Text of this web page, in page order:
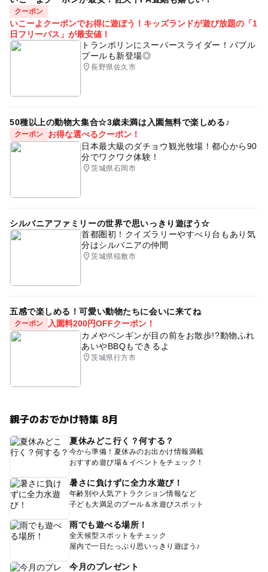
クーポン
いこーよクーポンでお得に遊ぼう！キッズランドが遊び放題の「1
日フリーパス」が最安値！
トランポリンにスーパースライダー！バブル
プールも新登場◎
長野県佐久市
50種以上の動物大集合☆3歳未満は入園無料で楽しめる♪
クーポン
お得な選べるクーポン！
日本最大級のダチョウ観光牧場！都心から90
分でワクワク体験！
茨城県石岡市
シルバニアファミリーの世界で思いっきり遊ぼう☆
首都圏初！クイズラリーやすべり台もあり気
分はシルバニアの仲間
茨城県稲敷市
五感で楽しめる！可愛い動物たちに会いに来てね
クーポン
入園料200円OFFクーポン！
カメやペンギンが目の前をお散歩!?動物ふれ
あいやBBQもできるよ
茨城県行方市
親子のおでかけ特集 8月
夏休みどこ行く？何する？
今から準備！夏休みのお出かけ情報満載
おすすめ遊び場＆イベントをチェック！
暑さに負けずに全力水遊び！
年齢別や人気アトラクション情報など
子ども大満足のプール＆水遊びスポット
雨でも遊べる場所！
全天候型スポットをチェック
屋内で一日たっぷり思いっきり遊ぼう♪
今月のプレゼント